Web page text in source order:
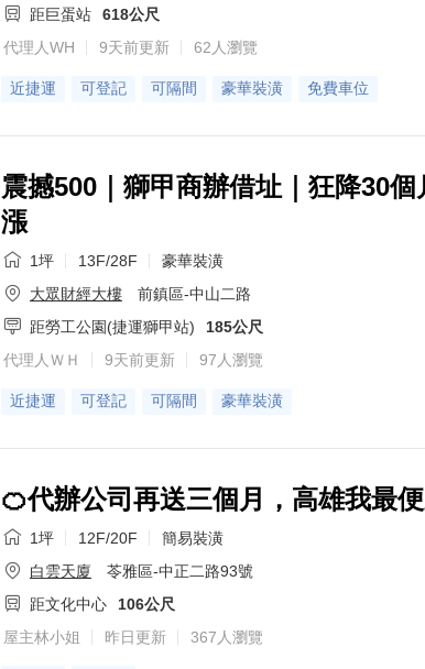
距巨蛋站
618公尺
代理人WH
9天前更新 62人瀏覽
近捷運 可登記 可隔間 豪華裝潢 免費車位
震撼500｜獅甲商辦借址｜狂降30
漲
1坪 13F/28F
豪華裝潢
大眾財經大樓
前鎮區-中山二路
距勞工公園(捷運獅甲站)
185公尺
代理人ＷＨ
9天前更新 97人瀏覽
近捷運 可登記 可隔間 豪華裝潢
🍊代辦公司再送三個月，高雄我最
1坪 12F/20F
簡易裝潢
白雲天廈
苓雅區-中正二路93號
距文化中心
106公尺
屋主林小姐
昨日更新 367人瀏覽